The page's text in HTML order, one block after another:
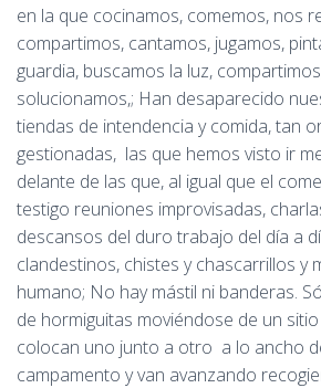
en la que cocinamos, comemos, nos
compartimos, cantamos, jugamos,
guardia, buscamos la luz,
solucionamos,; Han desaparecido
tiendas de intendencia y comida, tan
gestionadas, las que hemos visto ir
delante de las que, al igual que el
testigo reuniones improvisadas,
descansos del duro trabajo del día a
clandestinos, chistes y chascarrillos y
humano; No hay mástil ni banderas.
de hormiguitas moviéndose de un
colocan uno junto a otro a lo ancho
campamento y van avanzando